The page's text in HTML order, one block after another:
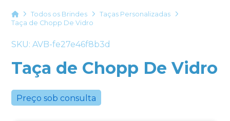
HomeTodos os Brindes
Taças Personalizadas
Taça de Chopp De Vidro
SKU: AVB-fe27e46f8b3d
Taça de Chopp De Vidro
Preço sob consulta
+55